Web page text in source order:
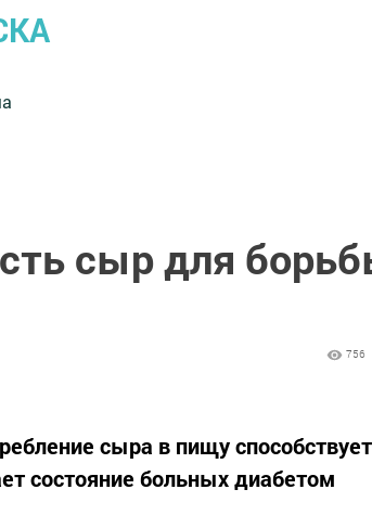
сыр для
756
сыра в пищу способствует
состояние больных диабетом